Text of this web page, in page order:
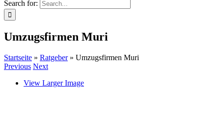
Search for:
Umzugsfirmen Muri
Startseite » Ratgeber» Umzugsfirmen Muri
Previous Next
View Larger Image